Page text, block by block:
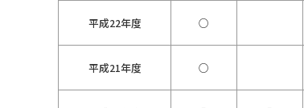
平成22年度 ○
平成21年度 ○